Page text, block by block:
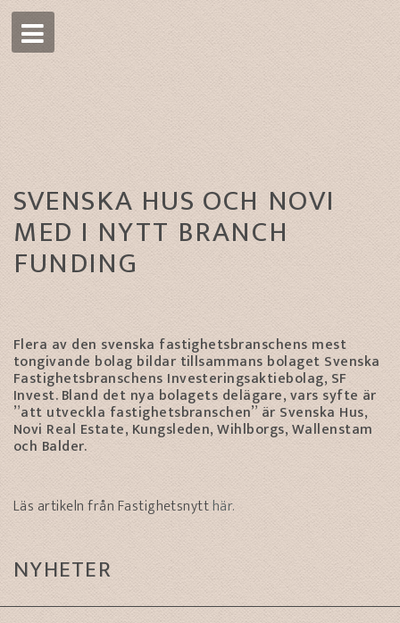
SVENSKA HUS OCH NOVI
MED I NYTT BRANCH
FUNDING
Flera av den svenska fastighetsbranschens mest
tongivande bolag bildar tillsammans bolaget Svenska
Fastighetsbranschens Investeringsaktiebolag, SF
Invest. Bland det nya bolagets delägare, vars syfte är
”att utveckla fastighetsbranschen” är Svenska Hus,
Novi Real Estate, Kungsleden, Wihlborgs, Wallenstam
och Balder.
Läs artikeln från Fastighetsnytthär.
NYHETER